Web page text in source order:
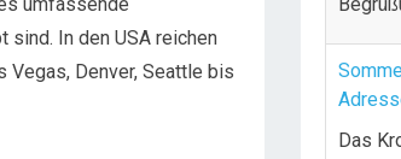
sind. In den USA reichen
Vegas, Denver, Seattle bis
Das